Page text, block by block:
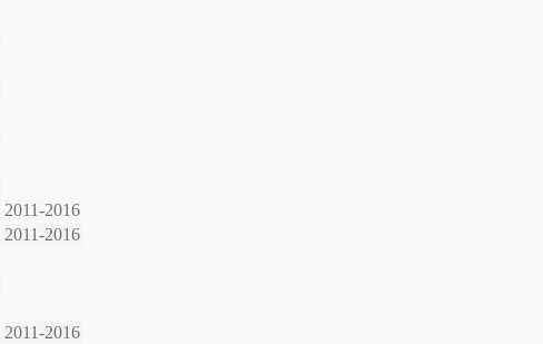
2011-2016
2011-2016
2011-2016